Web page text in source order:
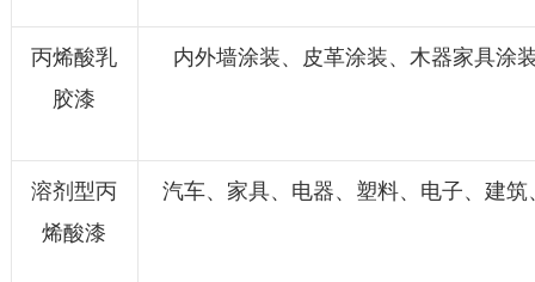
丙烯酸乳
胶漆
内外墙涂装、皮革涂装、木器家具涂
溶剂型丙
烯酸漆
汽车、家具、电器、塑料、电子、建筑